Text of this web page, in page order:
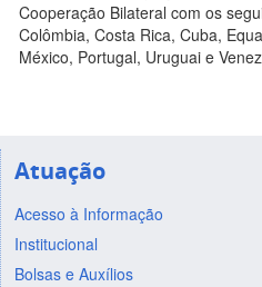
Cooperação Bilateral com os
Colômbia, Costa Rica, Cuba,
México, Portugal, Uruguai e
Atuação
Acesso à Informação
Institucional
Bolsas e Auxílios